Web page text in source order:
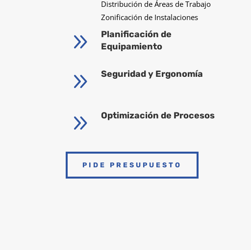
Distribución de Áreas de Trabajo
Zonificación de Instalaciones
9
Planificación de
Equipamiento
9 Seguridad y Ergonomía
9 Optimización de Procesos
PIDE PRESUPUESTO